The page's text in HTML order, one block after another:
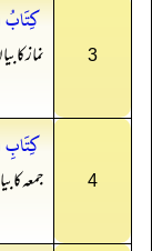
3
كِتَابُ
نماز کا
4
كِتَابِ
جمعہ کا